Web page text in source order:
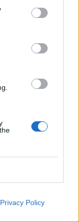
Privacy Policy
részén